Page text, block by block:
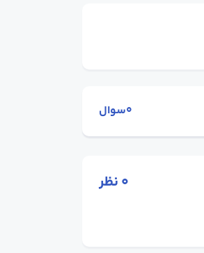
0سوال
0نظر